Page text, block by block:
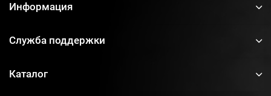
Информация
Служба поддержки
Каталог